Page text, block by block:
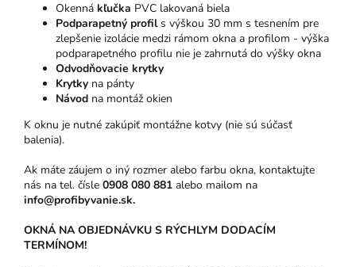
Okenná kľučka PVC lakovaná biela
Podparapetný profils výškou 30 mm s tesnením pre
zlepšenie izolácie medzi rámom okna a profilom - výška
podparapetného profilu nie je zahrnutá do výšky okna
Odvodňovacie krytky
Krytky na pánty
Návod na montáž okien
K oknu je nutné zakúpiť montážne kotvy (nie sú súčasť
balenia).
Ak máte záujem o iný rozmer alebo farbu okna, kontaktujte
nás na tel. čísle 0908 080 881 alebo mailom na
info@profibyvanie.sk.
OKNÁ NA OBJEDNÁVKU S RÝCHLYM DODACÍM
TERMÍNOM!